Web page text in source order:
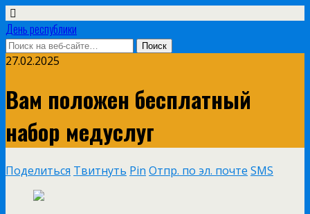
День республики
27.02.2025
Вам положен бесплатный
набор медуслуг
Поделиться Твитнуть Pin Отпр. по эл. почте SMS